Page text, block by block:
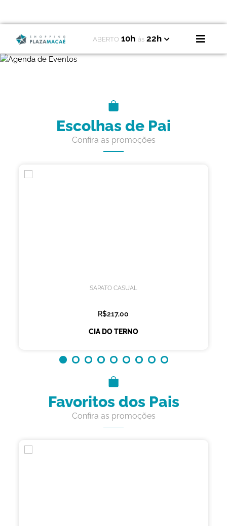
ABERTO 10h às 22h
Escolhas de Pai
Confira as promoções
SAPATO CASUAL
R$217,00
CIA DO TERNO
Favoritos dos Pais
Confira as promoções